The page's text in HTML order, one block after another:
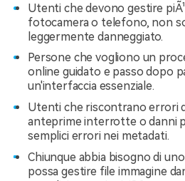
Utenti che devono gestire
fotocamera o telefono, non
leggermente danneggiato.
Persone che vogliono un
online guidato e passo dopo
un'interfaccia essenziale.
Utenti che riscontrano errori
anteprime interrotte o danni
semplici errori nei metadati.
Chiunque abbia bisogno di
possa gestire file immagine